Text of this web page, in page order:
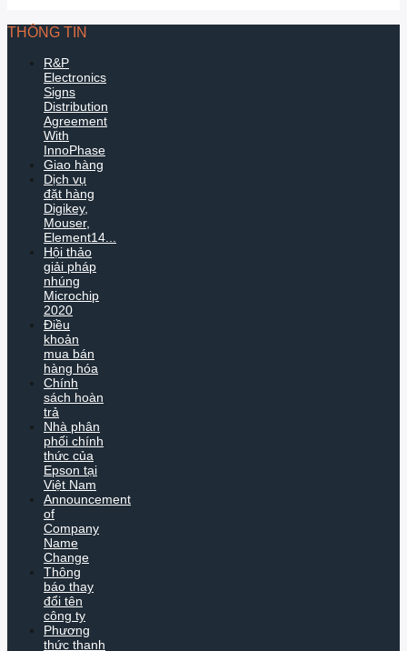
THÔNG TIN
R&P
Electronics
Signs
Distribution
Agreement
With
InnoPhase
Giao hàng
Dịch vụ
đặt hàng
Digikey,
Mouser,
Element14...
Hội thảo
giải pháp
nhúng
Microchip
2020
Điều
khoản
mua bán
hàng hóa
Chính
sách hoàn
trả
Nhà phân
phối chính
thức của
Epson tại
Việt Nam
Announcement
of
Company
Name
Change
Thông
báo thay
đổi tên
công ty
Phương
thức thanh